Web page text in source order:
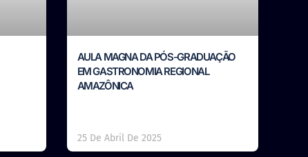
AULA MAGNA DA PÓS-GRADUAÇÃO
EM GASTRONOMIA REGIONAL
AMAZÔNICA
25 De Abril De 2025